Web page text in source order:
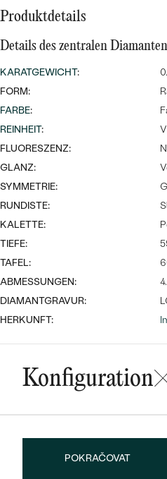
SILBER
Wave
NACH STYL
PERSONALISIERT
SYMBOLISCH
MINIMALISTISCH
NACH DER FARBE
NACH DER FORM
MASSGEFERTIGTER
DIAMANTEN
Ringe
Produktdetails
Details des zentralen Diamanten
KARATGEWICHT:
FORM:
FARBE:
REINHEIT:
FLUORESZENZ:
GLANZ:
SYMMETRIE:
RUNDISTE:
KALETTE:
TIEFE:
TAFEL:
ABMESSUNGEN:
DIAMANTGRAVUR:
HERKUNFT:
Konfiguration
POKRAČOVAT